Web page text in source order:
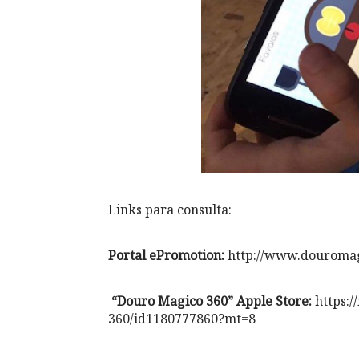
Links para consulta:
Portal ePromotion:http://
“Douro Magico 360” Apple Store:
360/id1180777860?mt=8